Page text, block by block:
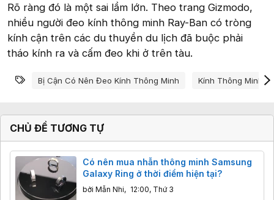
Rõ ràng đó là một sai lầm lớn. Theo trang Gizmodo,
nhiều người đeo kính thông minh Ray-Ban có tròng
kính cận trên các du thuyền du lịch đã buộc phải
tháo kính ra và cấm đeo khi ở trên tàu.
Từ khóa
Bị Cận Có Nên Đeo Kính Thông Minh Kính Thông Minh
CHỦ ĐỀ TƯƠNG TỰ
Có nên mua nhẫn thông minh Samsung
Galaxy Ring ở thời điểm hiện tại?
bởi Mẫn Nhi, 12:00, Thứ 3